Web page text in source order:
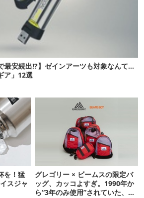
最安続出!?】ゼインアーツも対象なんて…
ア」12選
を！猛
スジャ
グレゴリー × ビームスの限定バ
ッグ、カッコよすぎ。1990年か
ら“3年のみ使用”されていた、紫